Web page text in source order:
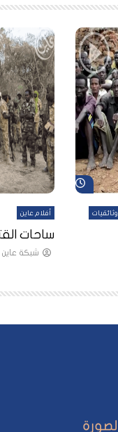
شاهد لاحقاً
وثائقيات أفلام عاين
ساحات
شبكة عاين